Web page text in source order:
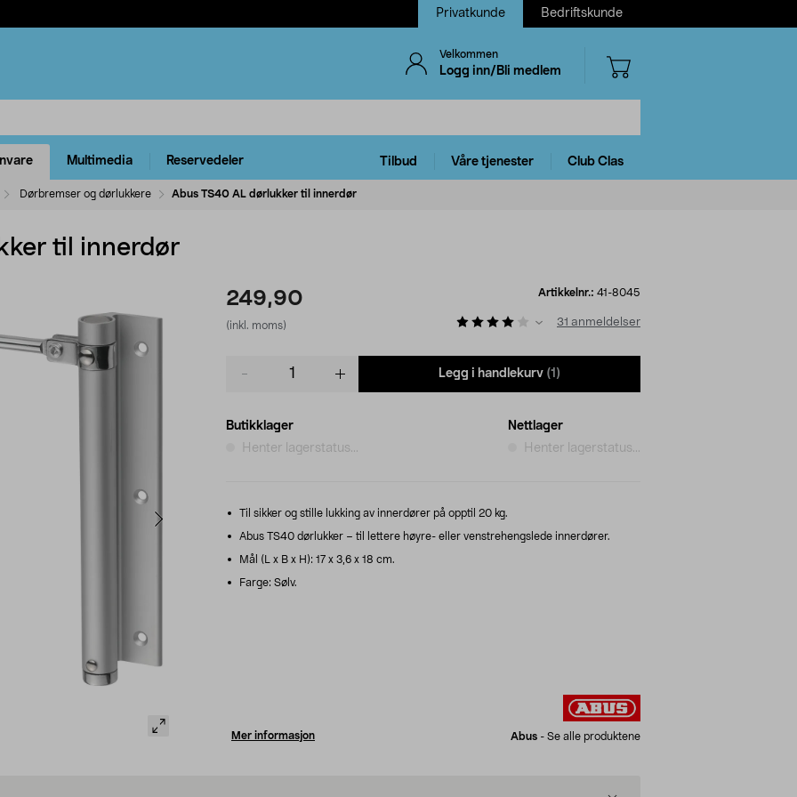
Privatkunde Bedriftskunde
Velkommen
Logg inn/Bli medlem
Multimedia Reservedeler Tilbud Våre tjenester Club Clas
Dørbremser og dørlukkere Abus TS40 AL dørlukker til innerdør
til innerdør
249,90
(inkl. moms)
Artikkelnr.: 41-8045
31 anmeldelser
Legg i handlekurv (1)
Butikklager
Henter lagerstatus...
Nettlager
Henter lagerstatus...
Til sikker og stille lukking av innerdører på opptil 20 kg.
Abus TS40 dørlukker – til lettere høyre- eller venstrehengslede innerdører.
Mål (L x B x H): 17 x 3,6 x 18 cm.
Farge: Sølv.
Mer informasjon Abus - Se alle produktene